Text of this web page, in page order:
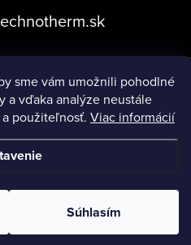
sme vám umožnili pohodlné
a vďaka analýze neustále
použiteľnosť. Viac informácií
Súhlasím
cookies